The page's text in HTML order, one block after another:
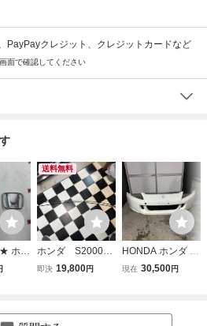
PayPayクレジット、クレジットカードなど
面で確認してください
ホン
フ
送料無料
ホンダ S2000
用 AP1用 スロ
工品 新品加工
即決 19,800円
HONDA ホンダ S
2000 AP1 AP2 後
現在 30,500円